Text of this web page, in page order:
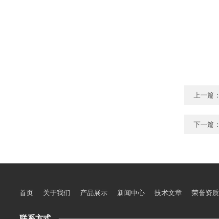
上一篇
下一篇
首页 关于我们 产品展示 新闻中心 技术文章 荣誉资质